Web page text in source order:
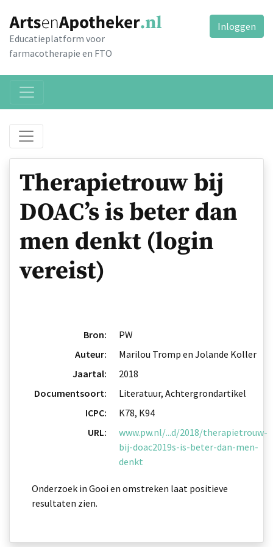
Educatieplatform voor
farmacotherapie en FTO
Inloggen
Therapietrouw bij
DOAC’s is beter dan
men denkt (login
vereist)
Bron:
PW
Auteur:
Marilou Tromp en Jolande Koller
Jaartal:
2018
Documentsoort:
Literatuur, Achtergrondartikel
ICPC:
K78, K94
URL:
www.pw.nl/...d/2018/therapietrouw-
bij-doac2019s-is-beter-dan-men-
denkt
Onderzoek in Gooi en omstreken laat positieve
resultaten zien.